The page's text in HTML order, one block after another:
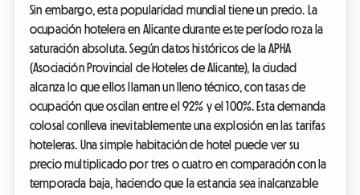
Sin embargo, esta popularidad mundial tiene un precio. La
ocupación hotelera en Alicante durante este período roza la
saturación absoluta. Según datos históricos de la APHA
(Asociación Provincial de Hoteles de Alicante), la ciudad
alcanza lo que ellos llaman un lleno técnico, con tasas de
ocupación que oscilan entre el 92% y el 100%. Esta demanda
colosal conlleva inevitablemente una explosión en las tarifas
hoteleras. Una simple habitación de hotel puede ver su
precio multiplicado por tres o cuatro en comparación con la
temporada baja, haciendo que la estancia sea inalcanzable